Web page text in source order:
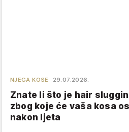
NJEGA KOSE 29.07.2026.
Znate li što je hair
zbog koje će vaša kosa
nakon ljeta